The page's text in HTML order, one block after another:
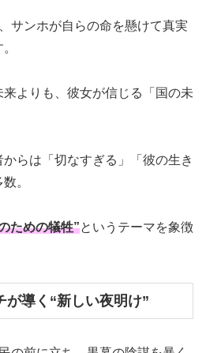
サンホが自らの命を懸けて真実
よりも、彼女が信じる「国の未
らは「切なすぎる」「彼の生き
。
ための犠牲”というテーマを象徴
が導く“新しい夜明け”